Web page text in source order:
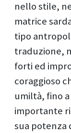
nello stile,
matrice
tipo
traduzione,
forti ed
coraggioso
umiltà, fino
importante
sua potenza